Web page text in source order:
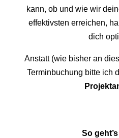
kann, ob und wie wir
effektivsten erreichen,
dich
Anstatt (wie bisher an
Terminbuchung bitte ich
So